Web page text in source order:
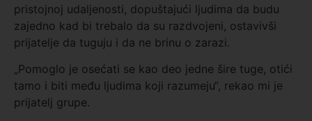
pristojnoj udaljenosti, dopuštajući ljudima da budu
zajedno kad bi trebalo da su razdvojeni, ostavivši
prijatelje da tuguju i da ne brinu o zarazi.
„Pomoglo je osećati se kao deo jedne šire tuge, otići
tamo i biti među ljudima koji razumeju“, rekao mi je
prijatelj grupe.